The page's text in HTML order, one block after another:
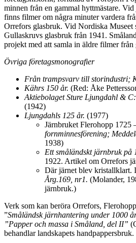
minnen från en gammal hyttmästare.
finns filmer om några minuter vardera
Orrefors glasbruk. Vid Nordiska
Gullaskruvs glasbruk från 1941.
projekt med att samla in äldre filmer från
Övriga företagsmonografier
Från trampsvarv till storindustri;
Kährs 150 år. (Red: Åke
Aktiebolaget Sture Ljungdahl &
(1942)
Ljungdahls 125 år. (1977)
Järnbruket Flerohopp 1725
fornminnesförening;
1938)
Ett småländskt järnbruk på
1922. Artikel om Orrefors
Där järnet blev kristallklart.
Årg.169, nr1. (Molander,
järnbruk.)
Verk som kan beröra Orrefors,
”Småländsk järnhantering under 1000
”Papper och massa i Småland, del II”
behandlar landskapets handpappersbruk.